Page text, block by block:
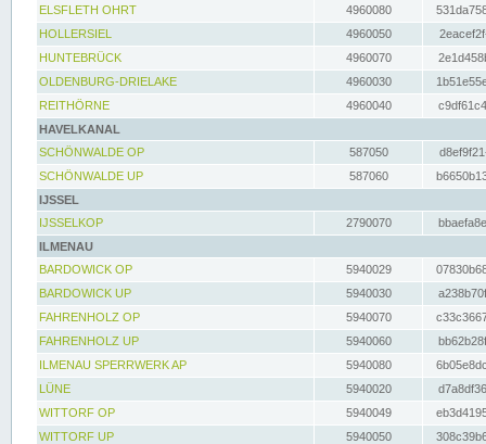
ELSFLETH OHRT
4960080
HOLLERSIEL
4960050
HUNTEBRÜCK
4960070
OLDENBURG-DRIELAKE
4960030
REITHÖRNE
4960040
HAVELKANAL
SCHÖNWALDE OP
587050
SCHÖNWALDE UP
587060
IJSSEL
IJSSELKOP
2790070
ILMENAU
BARDOWICK OP
5940029
BARDOWICK UP
5940030
FAHRENHOLZ OP
5940070
FAHRENHOLZ UP
5940060
ILMENAU SPERRWERK AP
5940080
LÜNE
5940020
WITTORF OP
5940049
WITTORF UP
5940050